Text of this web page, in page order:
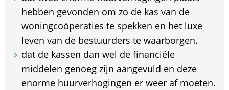
hebben gevonden om zo de kas van de
woningcoöperaties te spekken en het luxe
leven van de bestuurders te waarborgen.
dat de kassen dan wel de financiële
middelen genoeg zijn aangevuld en deze
enorme huurverhogingen er weer af moeten.